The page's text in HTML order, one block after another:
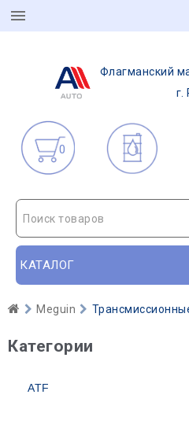
Флагманский
г.
0
Поиск товаров
КАТАЛОГ
Meguin
Категории
ATF